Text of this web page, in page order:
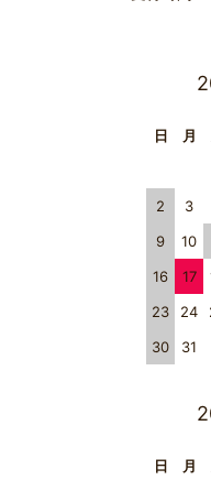
日 月
2
3
9
10
16
17
23
24
30
31
日 月